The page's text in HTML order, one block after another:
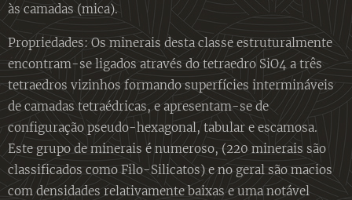
às camadas (mica).
Propriedades: Os minerais desta classe estruturalmente
encontram-se ligados através do tetraedro SiO4 a três
tetraedros vizinhos formando superfícies intermináveis
de camadas tetraédricas, e apresentam-se de
configuração pseudo-hexagonal, tabular e escamosa.
Este grupo de minerais é numeroso, (220 minerais são
classificados como Filo-Silicatos) e no geral são macios
com densidades relativamente baixas e uma notável